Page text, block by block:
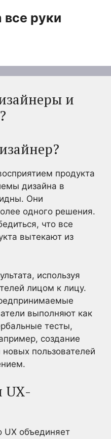
руки
и
продукта
дизайна в
Они
одного решения.
что все
вытекают из
используя
лицом к лицу.
выполняют как
тесты,
создание
пользователей
UX-
UX объединяет